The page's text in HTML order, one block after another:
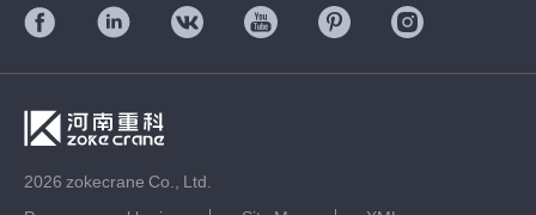
2026 zokecrane Co., Ltd.